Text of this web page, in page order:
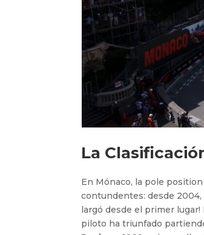
La
En Mónaco, la pole
contundentes: desde 2004,
largó desde el primer
piloto ha triunfado